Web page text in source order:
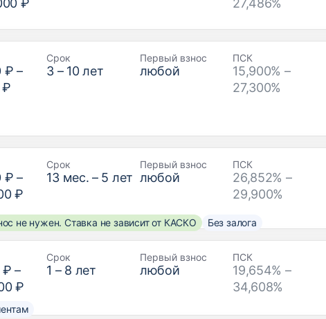
₽
27,486%
₽ –
₽
Срок
3 – 10лет
Первый взнос
любой
ПСК
15,900% –
27,300%
₽ –
₽
Срок
13мес. – 5 лет
Первый взнос
любой
ПСК
26,852% –
29,900%
не нужен. Ставка не зависит от КАСКО Без залога
₽ –
₽
Срок
1 – 8 лет
Первый взнос
любой
ПСК
19,654% –
34,608%